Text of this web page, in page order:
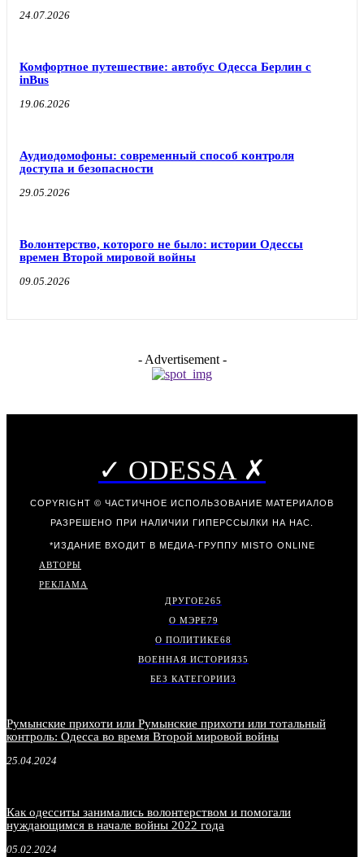
24.07.2026
Комфортное путешествие: автобус Одесса Берлин с
inBus
19.06.2026
Аудиодомофоны: современный способ контроля
доступа и безопасности
29.05.2026
Волонтерство, которого не было: истории Одессы
времен Второй мировой войны
09.05.2026
- Advertisement -
✓ ODESSA ✗
COPYRIGHT © ЧАСТИЧНОЕ ИСПОЛЬЗОВАНИЕ МАТЕРИАЛОВ
РАЗРЕШЕНО ПРИ НАЛИЧИИ ГИПЕРССЫЛКИ НА НАС.
*ИЗДАНИЕ ВХОДИТ В МЕДИА-ГРУППУ MISTO ONLINE
АВТОРЫ
РЕКЛАМА
ДРУГОЕ265
О МЭРЕ79
О ПОЛИТИКЕ68
ВОЕННАЯ ИСТОРИЯ35
БЕЗ КАТЕГОРИИ3
Румынские прихоти или Румынские прихоти или тотальный
контроль: Одесса во время Второй мировой войны
25.04.2024
Как одесситы занимались волонтерством и помогали
нуждающимся в начале войны 2022 года
05.02.2024